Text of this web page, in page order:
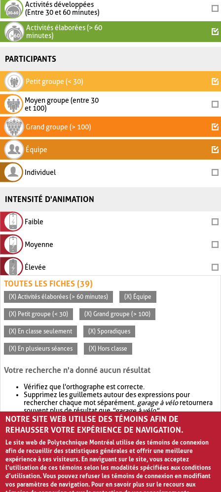
Activités développées
(Entre 30 et 60 minutes)
Activités élaborées (> 60
minutes)
PARTICIPANTS
Petit groupe (< 30)
Moyen groupe (entre 30
et 100)
Grand groupe (> 100)
Équipe
Individuel
INTENSITÉ D'ANIMATION
Faible
Moyenne
Élevée
TOUTES LES FICHES (39)
(X) Activités élaborées (> 60 minutes) (X) Équipe
(X) Petit groupe (< 30) (X) Grand groupe (> 100)
(X) En classe seulement (X) Sporadiques
(X) En plusieurs séances (X) Hors classe
Votre recherche n'a donné aucun résultat
Vérifiez que l'orthographe est correcte.
Supprimez les guillemets autour des expressions pour
rechercher chaque mot séparément. garage à véloretournera
souvent plus de résultat que"garage à vélo".
Envisagez d'élargir votre recherche avec OR.garage OR vélo
retournera souvent plus de résultat quegarage à vélo
NOTRE SITE WEB UTILISE DES TÉMOINS AFIN DE
REHAUSSER VOTRE EXPÉRIENCE DE NAVIGATION.
Le site web de Polytechnique Montréal utilise des témoins de connexion
afin de recueillir des statistiques générales et offrir une meilleure
expérience à ses visiteurs. En naviguant sur le site, vous acceptez
l’utilisation de ces témoins selon les modalités spécifiées aux conditions
d’utilisation. Vous pouvez refuser les témoins de connexion en modifiant
vos paramètres de navigation. Pour en savoir plus sur le recours aux